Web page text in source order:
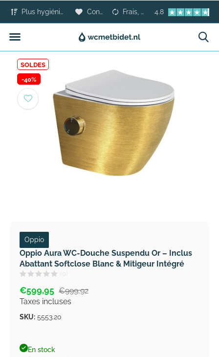
Plus hygiénique que le papier toilette Confort pour tous Frais, sûr et moderne 4.8
SOLDES
-40%
Oppio
Oppio Aura WC-Douche Suspendu Or – Inclus
Abattant Softclose Blanc & Mitigeur Intégré
€599,95 €999,92
Taxes incluses
SKU: 5553.20
En stock